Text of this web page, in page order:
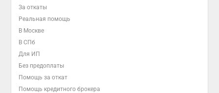
За откаты
Реальная помощь
В Москве
В СПб
Для ИП
Без предоплаты
Помощь за откат
Помощь кредитного брокера